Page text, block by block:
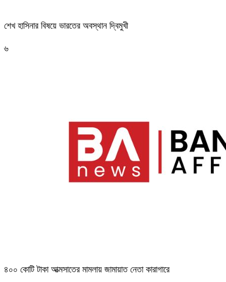
শেখ হাসিনার বিষয়ে ভারতের অবস্থান দ্বিমুখী
৬
৪০০ কোটি টাকা আত্মসাতের মামলায় জামায়াত নেতা কারাগারে